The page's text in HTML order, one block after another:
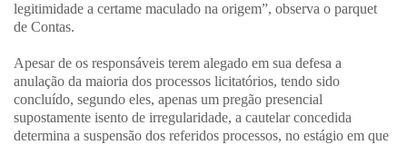
legitimidade a certame maculado na origem”, observa o parquet
de Contas.
Apesar de os responsáveis terem alegado em sua defesa a
anulação da maioria dos processos licitatórios, tendo sido
concluído, segundo eles, apenas um pregão presencial
supostamente isento de irregularidade, a cautelar concedida
determina a suspensão dos referidos processos, no estágio em que